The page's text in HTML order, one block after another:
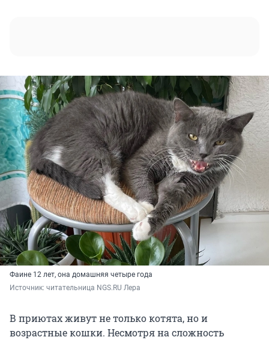
Фаине 12 лет, она домашняя четыре года
Источник: читательница NGS.RU Лера
В приютах живут не только котята, но и
возрастные кошки. Несмотря на сложность